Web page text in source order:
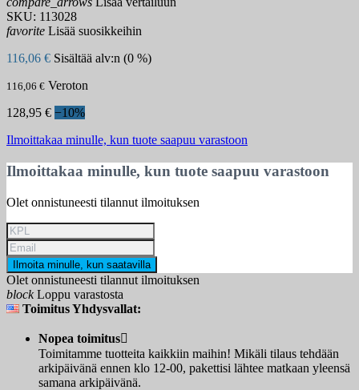
SKU: 113028
favorite Lisää suosikkeihin
116,06 € Sisältää alv:n (0 %)
116,06 € Veroton
128,95 € −10%
Ilmoittakaa minulle, kun tuote saapuu varastoon
Ilmoittakaa minulle, kun tuote saapuu varastoon
Olet onnistuneesti tilannut ilmoituksen
Ilmoita minulle, kun saatavilla
Olet onnistuneesti tilannut ilmoituksen
blockLoppu varastosta
Toimitus Yhdysvallat:
Nopea toimitus
Toimitamme tuotteita kaikkiin maihin! Mikäli tilaus tehdään
arkipäivänä ennen klo 12-00, pakettisi lähtee matkaan yleensä
samana arkipäivänä.